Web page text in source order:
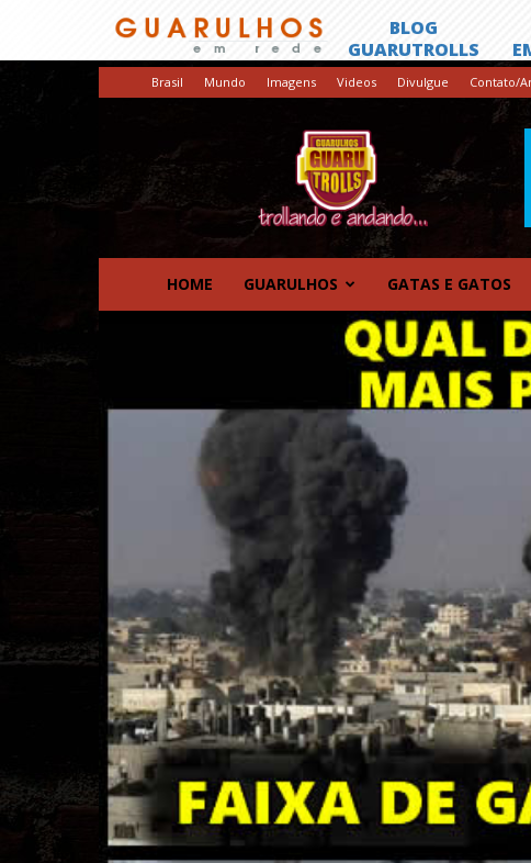
Brasil Mundo Imagens Videos Divulgue Contato/
HOME GUARULHOS GATAS E GATOS